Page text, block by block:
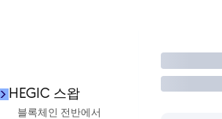
HEGIC 스왑
블록체인 전반에서
거래